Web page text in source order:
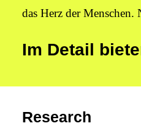
das Herz der
Im Detail
Research